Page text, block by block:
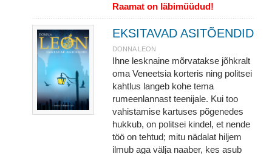
Raamat on läbimüüdud!
EKSITAVAD ASITÕENDID
DONNA LEON
Ihne lesknaine mõrvatakse jõhkralt
oma Veneetsia korteris ning politsei
kahtlus langeb kohe tema
rumeenlannast teenijale. Kui too
vahistamise kartuses põgenedes
hukkub, on politsei kindel, et nende
töö on tehtud; mitu nädalat hiljem
ilmub aga välja naaber, kes asub